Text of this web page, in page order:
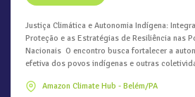
Justiça Climática e Autonomia Indígena:
Proteção e as Estratégias de Resiliência nas
Nacionais O encontro busca fortalecer a
efetiva dos povos indígenas e outras
Amazon Climate Hub - Belém/PA